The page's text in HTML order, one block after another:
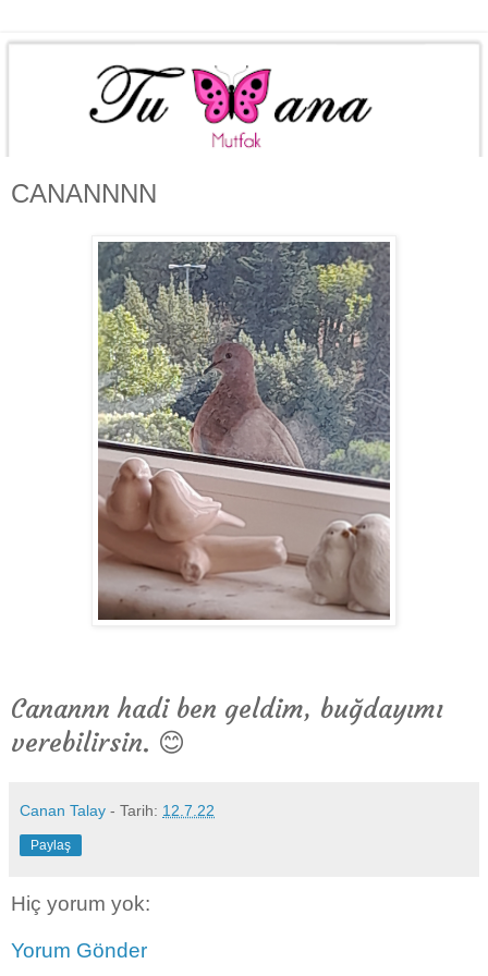
CANANNNN
Canannn hadi ben geldim, buğdayımı
verebilirsin. 😊
Canan Talay - Tarih: 12.7.22
Paylaş
Hiç yorum yok:
Yorum Gönder